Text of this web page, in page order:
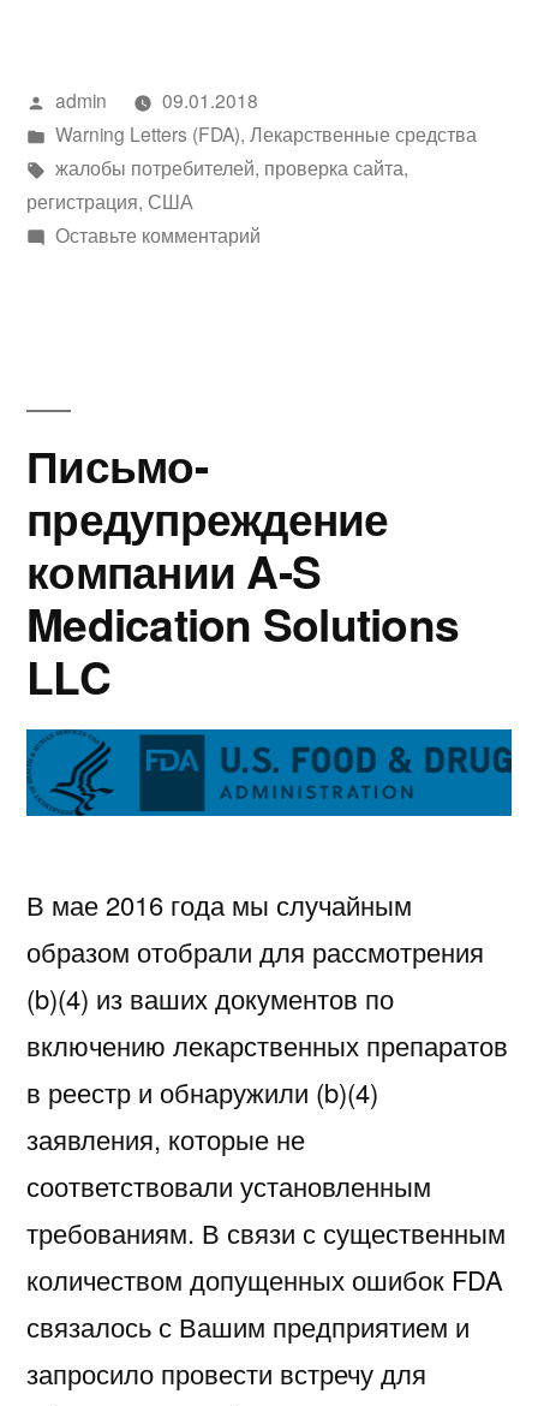
Написано
автором
admin
09.01.2018
Написано
в
Warning Letters (FDA), Лекарственные средства
Метки:
жалобы потребителей, проверка сайта,
регистрация, США
Оставьте комментарийк
Письмо-
предупреждение
компании A-S
Medication Solutions
LLC
В мае 2016 года мы случайным
образом отобрали для рассмотрения
(b)(4) из ваших документов по
включению лекарственных препаратов
в реестр и обнаружили (b)(4)
заявления, которые не
соответствовали установленным
требованиям. В связи с существенным
количеством допущенных ошибок FDA
связалось с Вашим предприятием и
запросило провести встречу для